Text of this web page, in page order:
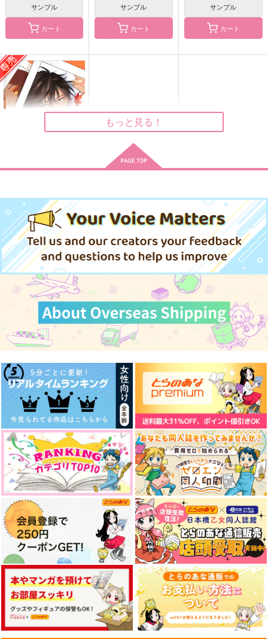
る！
Peony
944円（税込）
大倶利伽羅×燭台切光忠
サンプル
作品詳細
けんげん！
クリミツ セ クー
ル Deux【オマケな
アゴビカリばなな
472円（税込）
大倶利伽羅×燭台切光忠
サンプル
作品詳細
君への口唇期？1.5
アゴビカリばなな
472円（税込）
大倶利伽羅×燭台切光忠
サンプル
作品詳細
パラダイム・シフト
涙腺
円（税込）
サンプル
作品詳細
Look at Me!
涙腺
1,887円（税込）
燭台切光忠×へし切長谷部
サンプル
純情レムナンツ
はっぴ～マインド
2,515円 （税込）
燭台切光忠×女審神者
サンプル
夏灰に埋む
かぼすサイダー
781円（税込）
燭台切光忠
サンプル
サンプル
カート
サンプル
カート
サンプル
カート
はこにわ。
専売 707 （税込）
刀剣乱舞
燭台切光忠×大倶利伽羅
サンプル
カート
もっと見る！